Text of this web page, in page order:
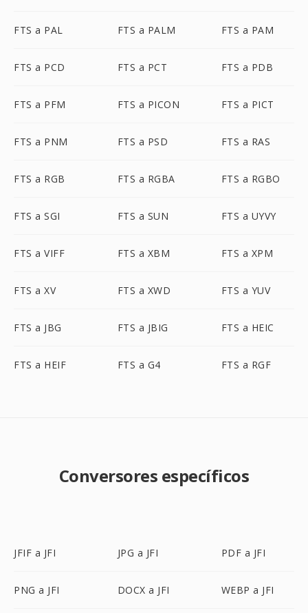
FTS a PAL FTS a PALM FTS a PAM
FTS a PCD FTS a PCT FTS a PDB
FTS a PFM FTS a PICON FTS a PICT
FTS a PNM FTS a PSD FTS a RAS
FTS a RGB FTS a RGBA FTS a RGBO
FTS a SGI FTS a SUN FTS a UYVY
FTS a VIFF FTS a XBM FTS a XPM
FTS a XV FTS a XWD FTS a YUV
FTS a JBG FTS a JBIG FTS a HEIC
FTS a HEIF FTS a G4 FTS a RGF
Conversores específicos
JFIF a JFI JPG a JFI PDF a JFI
PNG a JFI DOCX a JFI WEBP a JFI